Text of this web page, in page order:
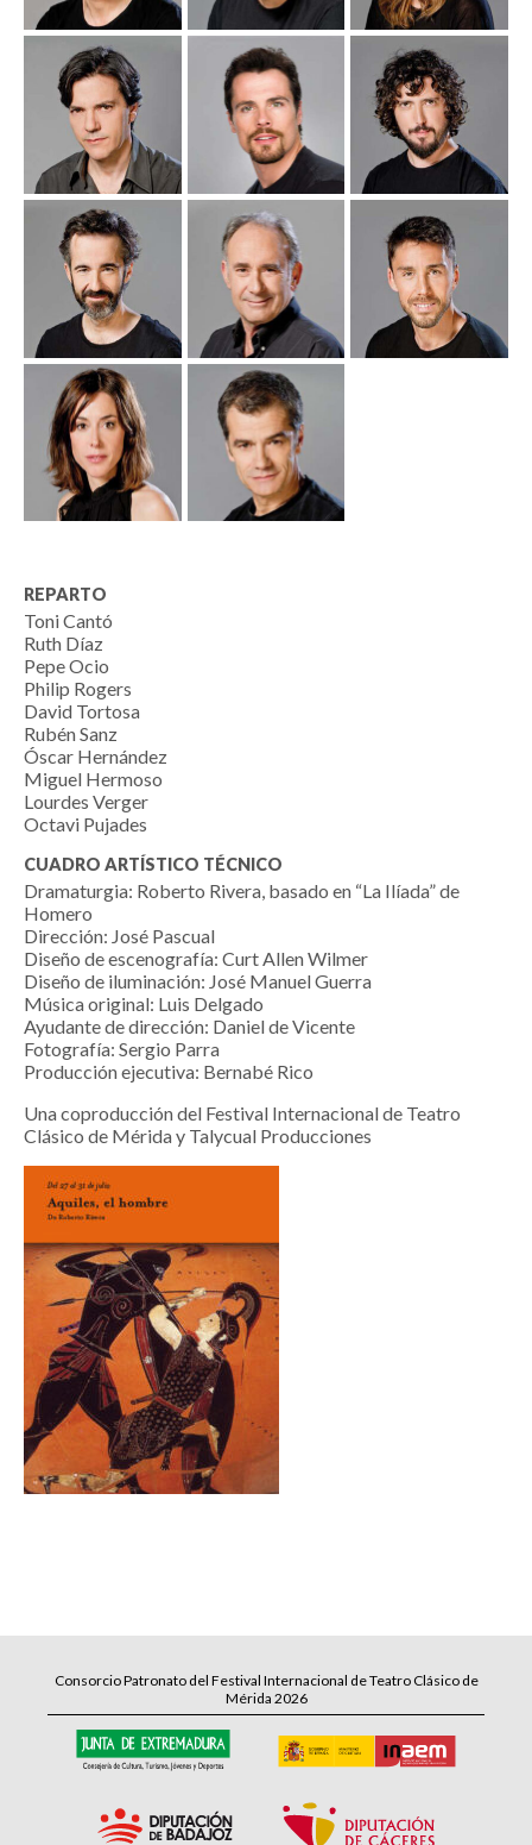
REPARTO
Toni Cantó
Ruth Díaz
Pepe Ocio
Philip Rogers
David Tortosa
Rubén Sanz
Óscar Hernández
Miguel Hermoso
Lourdes Verger
Octavi Pujades
CUADRO ARTÍSTICO TÉCNICO
Dramaturgia: Roberto Rivera, basado en “La Ilíada” de
Homero
Dirección: José Pascual
Diseño de escenografía: Curt Allen Wilmer
Diseño de iluminación: José Manuel Guerra
Música original: Luis Delgado
Ayudante de dirección: Daniel de Vicente
Fotografía: Sergio Parra
Producción ejecutiva: Bernabé Rico
Una coproducción del Festival Internacional de Teatro
Clásico de Mérida y Talycual Producciones
Consorcio Patronato del Festival Internacional de Teatro Clásico de
Mérida 2026